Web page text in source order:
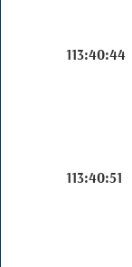
113:40:44
113:40:51